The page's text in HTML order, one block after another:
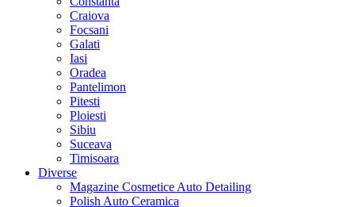
Craiova
Focsani
Galati
Iasi
Oradea
Pantelimon
Pitesti
Ploiesti
Sibiu
Suceava
Timisoara
Diverse
Magazine Cosmetice Auto Detailing
Polish Auto Ceramica